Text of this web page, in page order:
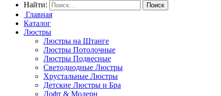
Найти:
Главная
Каталог
Люстры
Люстры на Штанге
Люстры Потолочные
Люстры Подвесные
Светодиодные Люстры
Хрустальные Люстры
Детские Люстры и Бра
Лофт & Модерн